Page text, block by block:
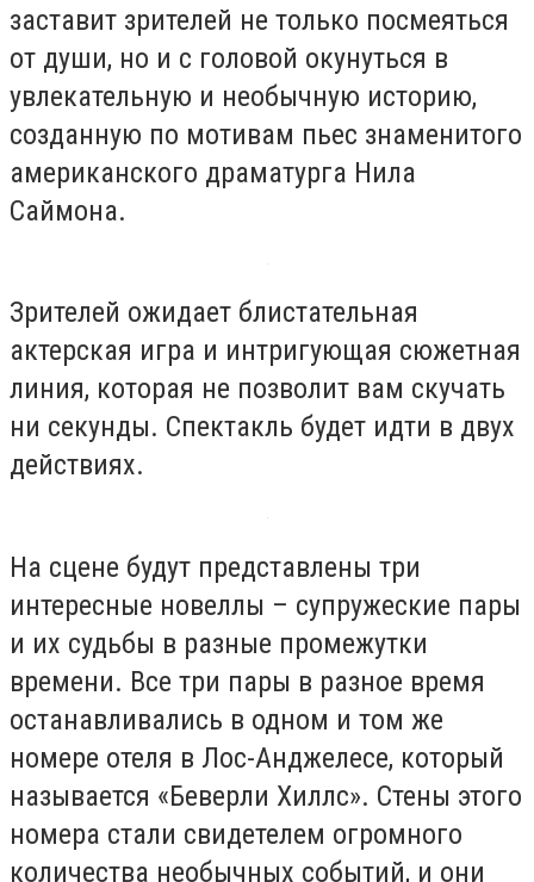
заставит зрителей не только посмеяться
от души, но и с головой окунуться в
увлекательную и необычную историю,
созданную по мотивам пьес знаменитого
американского драматурга Нила
Саймона.
Зрителей ожидает блистательная
актерская игра и интригующая сюжетная
линия, которая не позволит вам скучать
ни секунды. Спектакль будет идти в двух
действиях.
На сцене будут представлены три
интересные новеллы – супружеские пары
и их судьбы в разные промежутки
времени. Все три пары в разное время
останавливались в одном и том же
номере отеля в Лос-Анджелесе, который
называется «Беверли Хиллс». Стены этого
номера стали свидетелем огромного
количества необычных событий, и они